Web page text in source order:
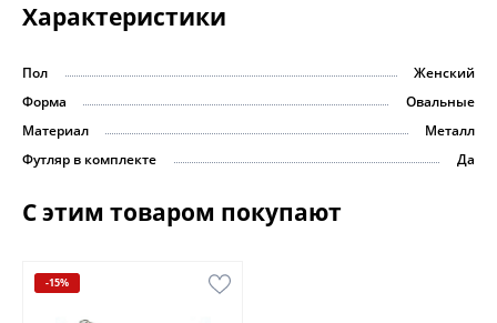
Характеристики
Пол
Женский
Форма
Овальные
Материал
Металл
Футляр в комплекте
Да
С этим товаром покупают
-15%